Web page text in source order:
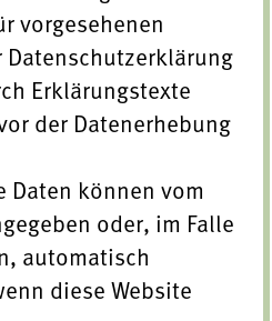
vorgesehenen
Erklärungstexte
der Datenerhebung
Daten können vom
oder, im Falle
automatisch
diese Website